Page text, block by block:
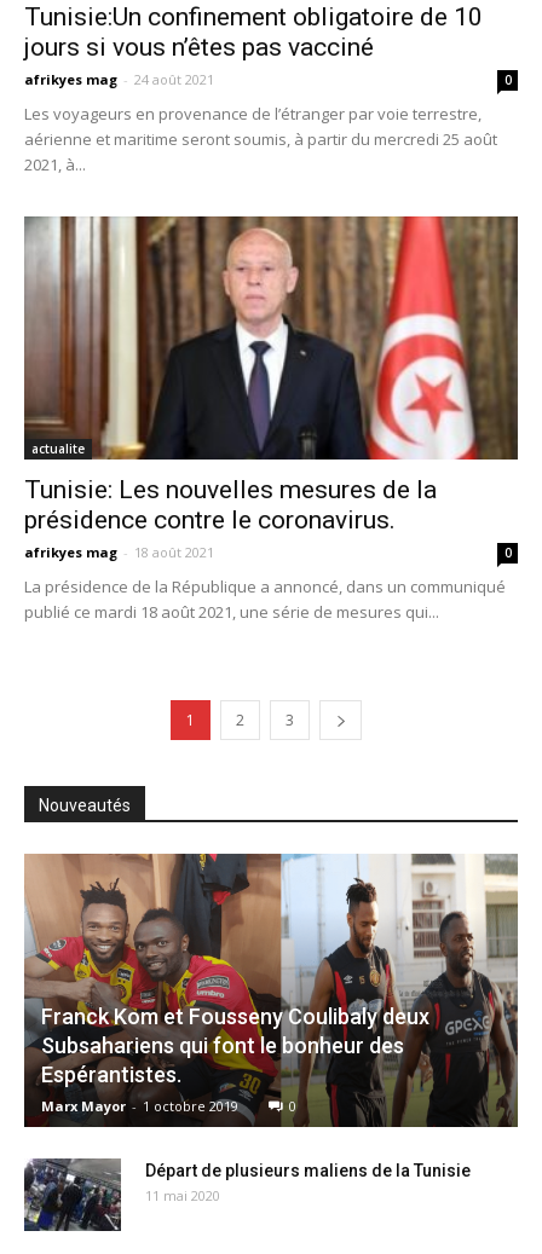
Tunisie:Un confinement obligatoire de 10
jours si vous n’êtes pas vacciné
afrikyes mag - 24 août 2021 0
Les voyageurs en provenance de l’étranger par voie terrestre,
aérienne et maritime seront soumis, à partir du mercredi 25 août
2021, à...
actualite
Tunisie: Les nouvelles mesures de la
présidence contre le coronavirus.
afrikyes mag - 18 août 2021 0
La présidence de la République a annoncé, dans un communiqué
publié ce mardi 18 août 2021, une série de mesures qui...
1 2 3
Nouveautés
Franck Kom et Fousseny Coulibaly deux
Subsahariens qui font le bonheur des
Espérantistes.
Marx Mayor - 1 octobre 2019 0
Départ de plusieurs maliens de la Tunisie
11 mai 2020